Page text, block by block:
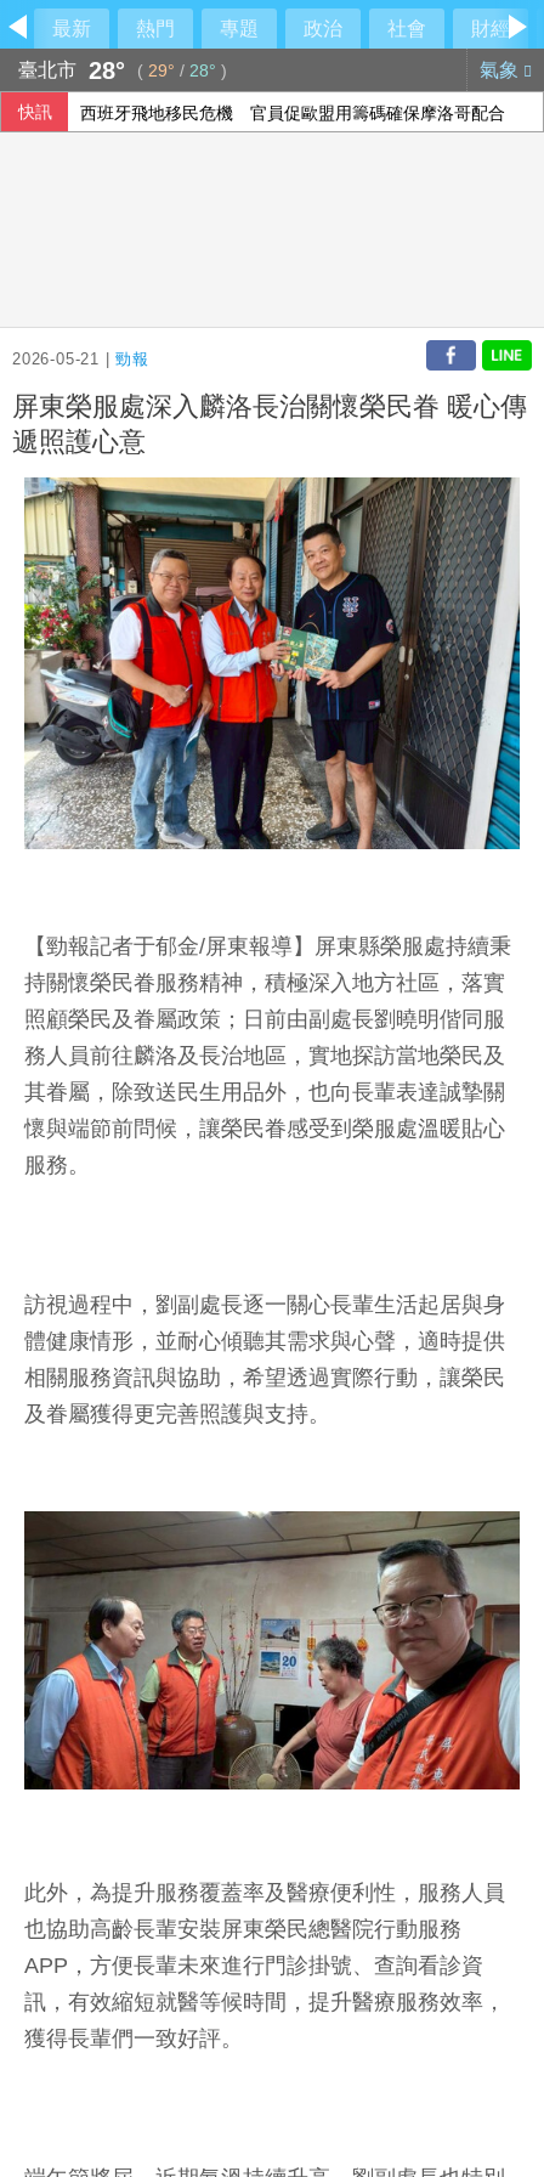
最新 熱門 專題 政治 社會
財經
臺北市 28° ( 29° / 28° ) 氣象
快訊 西班牙飛地移民危機 官員促歐盟用籌碼確保摩洛哥配合
2026-05-21 |勁報
屏東榮服處深入麟洛長治關懷榮民眷 暖心傳
遞照護心意
【勁報記者于郁金/屏東報導】屏東縣榮服處持續秉
持關懷榮民眷服務精神，積極深入地方社區，落實
照顧榮民及眷屬政策；日前由副處長劉曉明偕同服
務人員前往麟洛及長治地區，實地探訪當地榮民及
其眷屬，除致送民生用品外，也向長輩表達誠摯關
懷與端節前問候，讓榮民眷感受到榮服處溫暖貼心
服務。
訪視過程中，劉副處長逐一關心長輩生活起居與身
體健康情形，並耐心傾聽其需求與心聲，適時提供
相關服務資訊與協助，希望透過實際行動，讓榮民
及眷屬獲得更完善照護與支持。
此外，為提升服務覆蓋率及醫療便利性，服務人員
也協助高齡長輩安裝屏東榮民總醫院行動服務
APP，方便長輩未來進行門診掛號、查詢看診資
訊，有效縮短就醫等候時間，提升醫療服務效率，
獲得長輩們一致好評。